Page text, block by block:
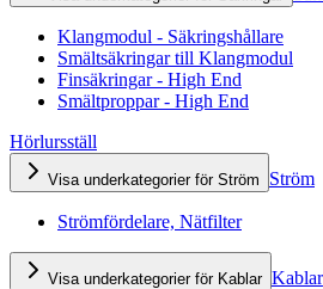
Klangmodul - Säkringshållare
Smältsäkringar till Klangmodul
Finsäkringar - High End
Smältproppar - High End
Hörlursställ
Visa underkategorier för Ström Ström
Strömfördelare, Nätfilter
Visa underkategorier för Kablar Kablar